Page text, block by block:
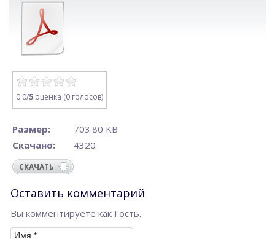
0.0/5 оценка (0 голосов)
Размер:
703.80 KB
Скачано:
4320
СКАЧАТЬ
Оставить комментарий
Вы комментируете как Гость.